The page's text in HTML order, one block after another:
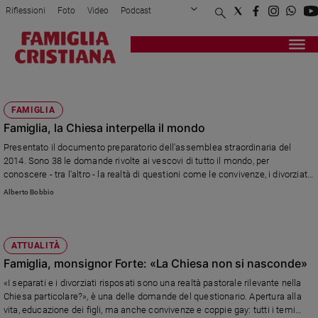
Attualità
Politica
Mondo
Economia
Legalità
giustizia
Papa
Papa
Riflessioni Foto Video Podcast
Privacy Policy Chi siamo
Registrati Redazione
FAMIGLIA
Famiglia, la Chiesa interpella il mondo
Presentato il documento preparatorio dell'assemblea straordinaria del
2014. Sono 38 le domande rivolte ai vescovi di tutto il mondo, per
conoscere - tra l'altro - la realtà di questioni come le convivenze, i divorziati
risposati, i matrimoni omosessuali, l'educazione dei figli nelle situazioni
Alberto Bobbio
ATTUALITÀ
Famiglia, monsignor Forte: «La Chiesa non si nasconde»
«I separati e i divorziati risposati sono una realtà pastorale rilevante nella
Chiesa particolare?», è una delle domande del questionario. Apertura alla
vita, educazione dei figli, ma anche convivenze e coppie gay: tutti i temi